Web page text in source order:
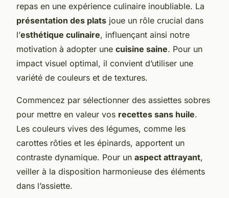
repas en une expérience culinaire inoubliable. La
présentation des plats joue un rôle crucial dans
l’esthétique culinaire, influençant ainsi notre
motivation à adopter une cuisine saine. Pour un
impact visuel optimal, il convient d’utiliser une
variété de couleurs et de textures.
Commencez par sélectionner des assiettes sobres
pour mettre en valeur vos recettes sans huile.
Les couleurs vives des légumes, comme les
carottes rôties et les épinards, apportent un
contraste dynamique. Pour un aspect attrayant,
veiller à la disposition harmonieuse des éléments
dans l’assiette.